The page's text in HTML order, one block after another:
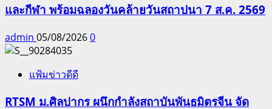
และกีฬา พร้อมฉลองวันคล้ายวันสถาปนา 7 ส.ค. 2569
admin 05/08/20260
แฟ้มข่าวดีดี
RTSM ม.ศิลปากร ผนึกกำลังสถาบันพันธมิตรจีน จัด